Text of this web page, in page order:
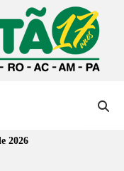
2026